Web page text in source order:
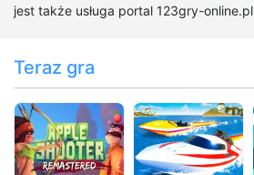
jest także usługa portal 123gry-online.pl
Teraz gra